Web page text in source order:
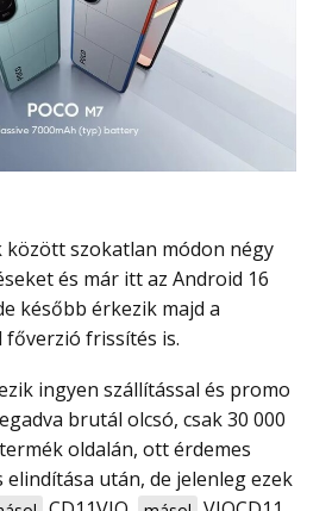
és már itt az Android 16
később érkezik majd a
frissítés is.
brutál olcsó, csak 30 000
oldalán, ott érdemes
elindítása után, de jelenleg ezek